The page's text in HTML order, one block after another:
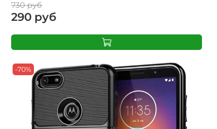
730 руб
290 руб
-70%